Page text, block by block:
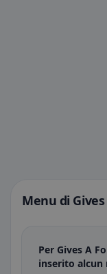
Menu di
Per Gives A
inserito alcun